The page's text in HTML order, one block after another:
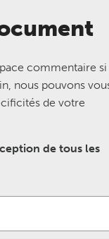
commentaire si
nous pouvons
de votre
de tous les